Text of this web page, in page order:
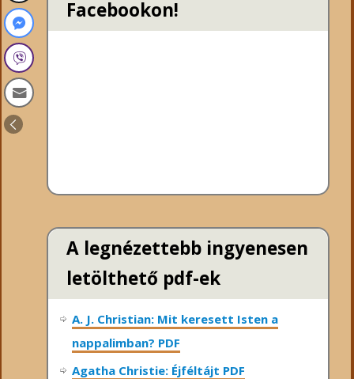
Facebookon!
A legnézettebb ingyenesen
letölthető pdf-ek
A. J. Christian: Mit keresett Isten a
nappalimban? PDF
Agatha Christie: Éjféltájt PDF